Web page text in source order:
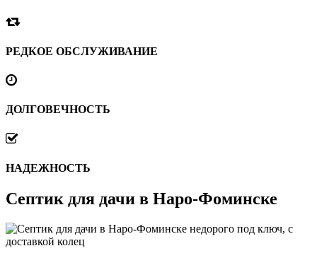
РЕДКОЕ ОБСЛУЖИВАНИЕ
ДОЛГОВЕЧНОСТЬ
НАДЕЖНОСТЬ
Септик для дачи в Наро-Фоминске